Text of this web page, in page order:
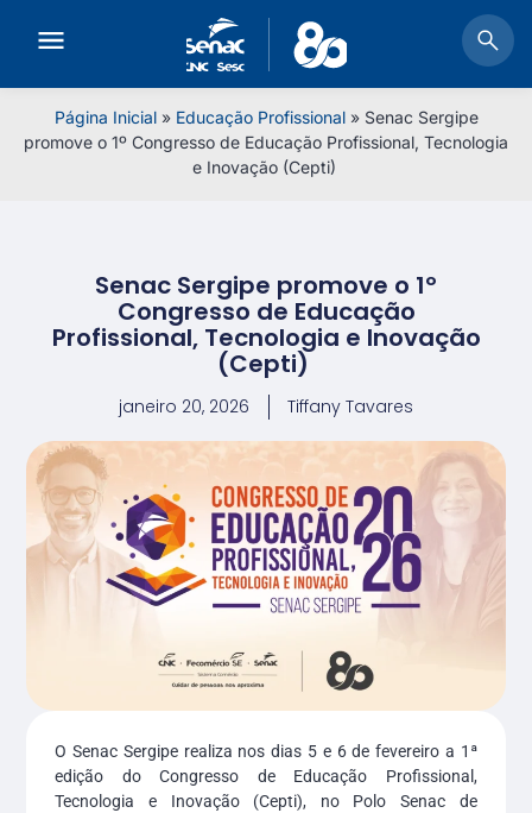
Página Inicial» Educação Profissional» Senac Sergipe
promove o 1º Congresso de Educação Profissional, Tecnologia
e Inovação (Cepti)
Senac Sergipe promove o 1º
Congresso de Educação
Profissional, Tecnologia e Inovação
(Cepti)
janeiro 20, 2026 Tiffany Tavares
O Senac Sergipe realiza nos dias 5 e 6 de fevereiro a 1ª
edição do Congresso de Educação Profissional,
Tecnologia e Inovação (Cepti), no Polo Senac de